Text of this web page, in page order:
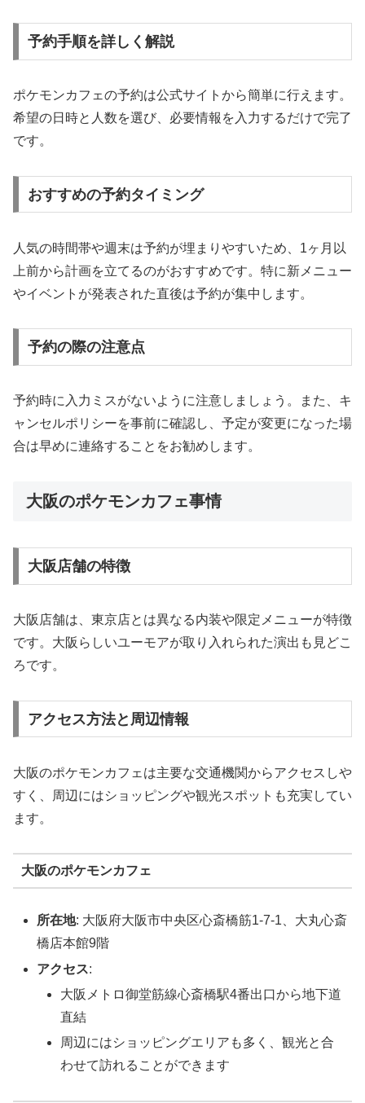
予約手順を詳しく解説
ポケモンカフェの予約は公式サイトから簡単に行えます。
希望の日時と人数を選び、必要情報を入力するだけで完了
です。
おすすめの予約タイミング
人気の時間帯や週末は予約が埋まりやすいため、1ヶ月以
上前から計画を立てるのがおすすめです。特に新メニュー
やイベントが発表された直後は予約が集中します。
予約の際の注意点
予約時に入力ミスがないように注意しましょう。また、キ
ャンセルポリシーを事前に確認し、予定が変更になった場
合は早めに連絡することをお勧めします。
大阪のポケモンカフェ事情
大阪店舗の特徴
大阪店舗は、東京店とは異なる内装や限定メニューが特徴
です。大阪らしいユーモアが取り入れられた演出も見どこ
ろです。
アクセス方法と周辺情報
大阪のポケモンカフェは主要な交通機関からアクセスしや
すく、周辺にはショッピングや観光スポットも充実してい
ます。
大阪のポケモンカフェ
所在地: 大阪府大阪市中央区心斎橋筋1-7-1、大丸心斎
橋店本館9階
アクセス:
大阪メトロ御堂筋線心斎橋駅4番出口から地下道
直結
周辺にはショッピングエリアも多く、観光と合
わせて訪れることができます